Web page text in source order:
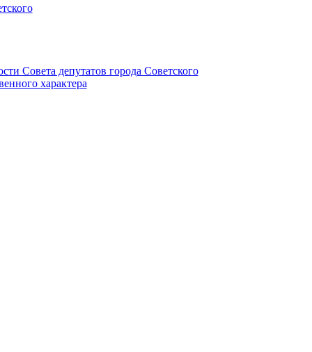
Совета депутатов города Советского
характера